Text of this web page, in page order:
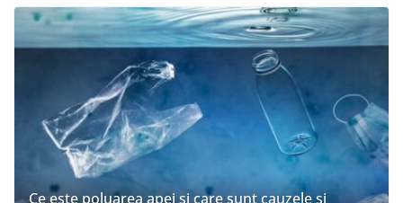
Ce este poluarea apei si care sunt cauzele si